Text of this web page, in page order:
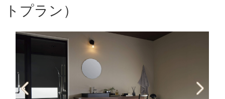
トプラン）